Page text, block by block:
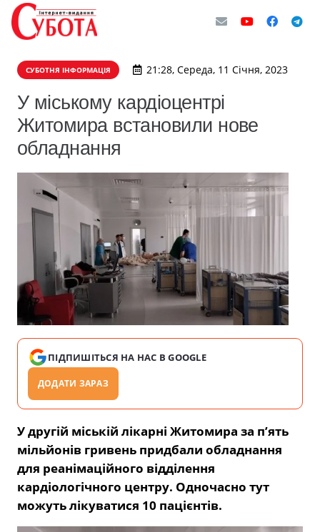
СУБОТНЯ ІНФОРМАЦІЯ 21:28, Середа, 11 Січня, 2023
У міському кардіоцентрі
Житомира встановили нове
обладнання
ПІДПИШІТЬСЯ НА НАС В GOOGLE
ДОДАТИ ЗАРАЗ
У другій міській лікарні Житомира за п’ять
мільйонів гривень придбали обладнання
для реанімаційного відділення
кардіологічного центру. Одночасно тут
можуть лікуватися 10 пацієнтів.